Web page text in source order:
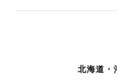
北海道・